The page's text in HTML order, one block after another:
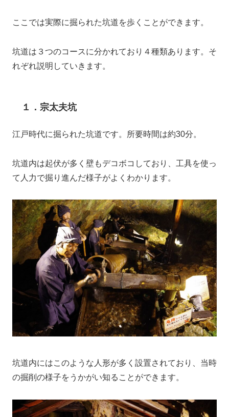
ここでは実際に掘られた坑道を歩くことができます。
坑道は３つのコースに分かれており４種類あります。そ
れぞれ説明していきます。
１．宗太夫坑
江戸時代に掘られた坑道です。所要時間は約30分。
坑道内は起伏が多く壁もデコボコしており、工具を使っ
て人力で掘り進んだ様子がよくわかります。
坑道内にはこのような人形が多く設置されており、当時
の掘削の様子をうかがい知ることができます。